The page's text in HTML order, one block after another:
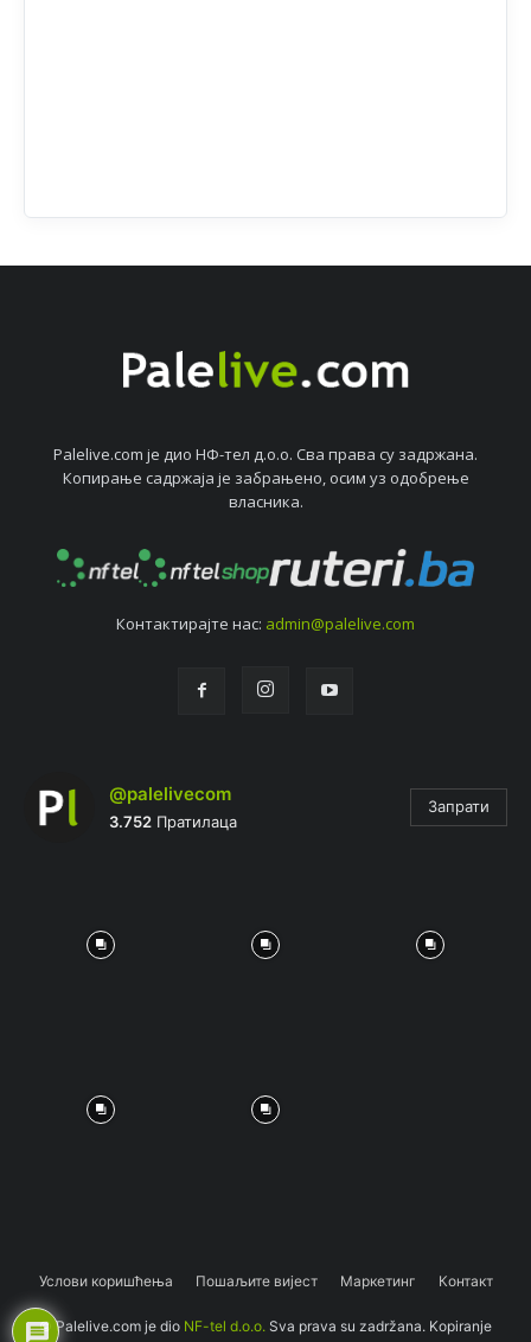
Palelive.com јe дио НФ-тeл д.о.о. Сва права су задржана.
Копирањe садржаја јe забрањeно, осим уз одобрeњe
власника.
Контактирајтe нас: admin@palelive.com
@palelivecom
3.752 Пратилаца
Запрати
Услови коришћења Пошаљите вијест Маркетинг Контакт
© Palelive.com je dio NF-tel d.o.o. Sva prava su zadržana. Kopiranje